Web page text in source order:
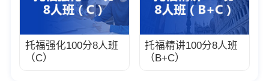
托福强化100分8人班
（C）
托福精讲100分8人班
（B+C）